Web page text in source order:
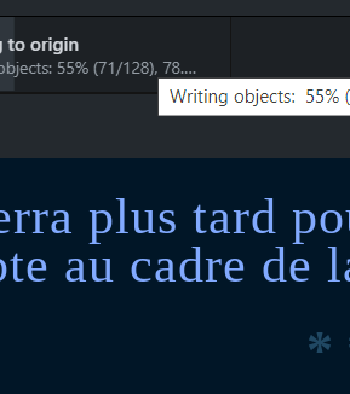
plus tard
au cadre de
*